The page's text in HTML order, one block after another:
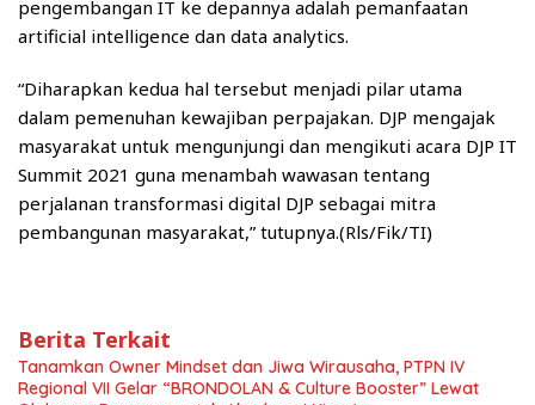
pengembangan IT ke depannya adalah pemanfaatan
artificial intelligence dan data analytics.
“Diharapkan kedua hal tersebut menjadi pilar utama
dalam pemenuhan kewajiban perpajakan. DJP mengajak
masyarakat untuk mengunjungi dan mengikuti acara DJP IT
Summit 2021 guna menambah wawasan tentang
perjalanan transformasi digital DJP sebagai mitra
pembangunan masyarakat,” tutupnya.(Rls/Fik/TI)
Berita Terkait
Tanamkan Owner Mindset dan Jiwa Wirausaha, PTPN IV
Regional VII Gelar “BRONDOLAN & Culture Booster” Lewat